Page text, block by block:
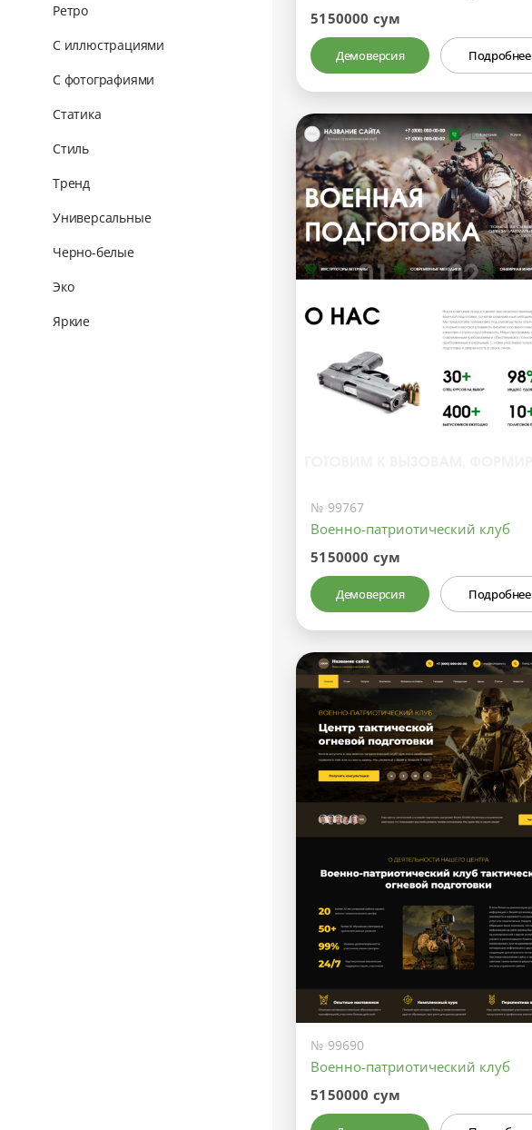
Ретро
С иллюстрациями
С фотографиями
Статика
Стиль
Тренд
Универсальные
Черно-белые
Эко
Яркие
5150000 сум
Демоверсия Подробнее
№ 99767
Военно-патриотический клуб
5150000 сум
Демоверсия Подробнее
№ 99690
Военно-патриотический клуб
5150000 сум